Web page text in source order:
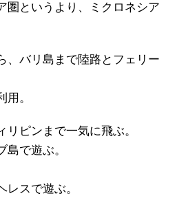
圏というより、ミクロネシア
、バリ島まで陸路とフェリー
。
ピンまで一気に飛ぶ。
で遊ぶ。
スで遊ぶ。